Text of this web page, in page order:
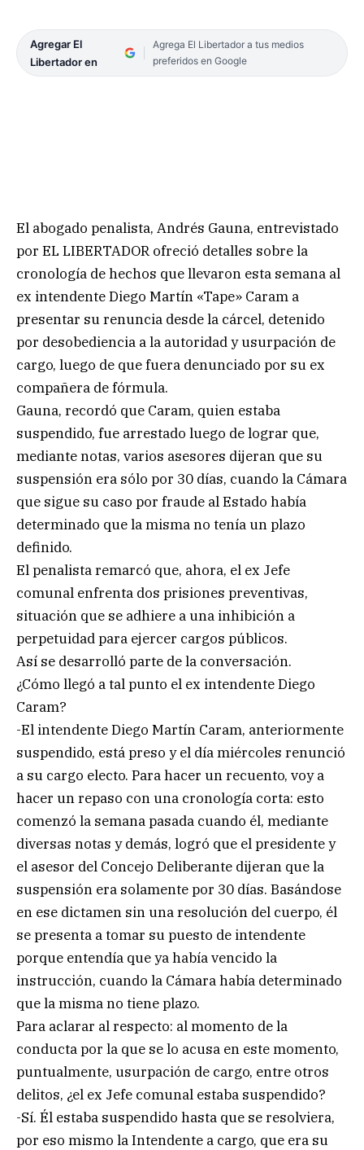
Agregar El
Libertador en
Agrega El Libertador a tus medios
preferidos en Google
El abogado penalista, Andrés Gauna, entrevistado
por EL LIBERTADOR ofreció detalles sobre la
cronología de hechos que llevaron esta semana al
ex intendente Diego Martín «Tape» Caram a
presentar su renuncia desde la cárcel, detenido
por desobediencia a la autoridad y usurpación de
cargo, luego de que fuera denunciado por su ex
compañera de fórmula.
Gauna, recordó que Caram, quien estaba
suspendido, fue arrestado luego de lograr que,
mediante notas, varios asesores dijeran que su
suspensión era sólo por 30 días, cuando la Cámara
que sigue su caso por fraude al Estado había
determinado que la misma no tenía un plazo
definido.
El penalista remarcó que, ahora, el ex Jefe
comunal enfrenta dos prisiones preventivas,
situación que se adhiere a una inhibición a
perpetuidad para ejercer cargos públicos.
Así se desarrolló parte de la conversación.
¿Cómo llegó a tal punto el ex intendente Diego
Caram?
-El intendente Diego Martín Caram, anteriormente
suspendido, está preso y el día miércoles renunció
a su cargo electo. Para hacer un recuento, voy a
hacer un repaso con una cronología corta: esto
comenzó la semana pasada cuando él, mediante
diversas notas y demás, logró que el presidente y
el asesor del Concejo Deliberante dijeran que la
suspensión era solamente por 30 días. Basándose
en ese dictamen sin una resolución del cuerpo, él
se presenta a tomar su puesto de intendente
porque entendía que ya había vencido la
instrucción, cuando la Cámara había determinado
que la misma no tiene plazo.
Para aclarar al respecto: al momento de la
conducta por la que se lo acusa en este momento,
puntualmente, usurpación de cargo, entre otros
delitos, ¿el ex Jefe comunal estaba suspendido?
-Sí. Él estaba suspendido hasta que se resolviera,
por eso mismo la Intendente a cargo, que era su